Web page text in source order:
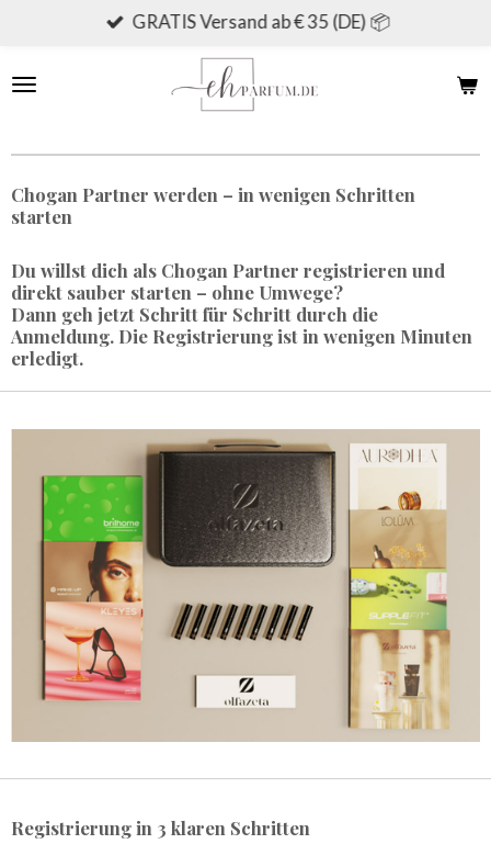
springen
GRATIS Versand ab € 35 (DE) 📦
Chogan Partner werden – in wenigen Schritten
starten
Du willst dich als Chogan Partner registrieren und
direkt sauber starten – ohne Umwege?
Dann geh jetzt Schritt für Schritt durch die
Anmeldung. Die Registrierung ist in wenigen Minuten
erledigt.
Registrierung in 3 klaren Schritten